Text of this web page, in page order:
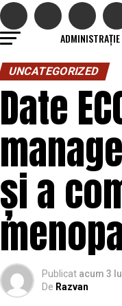
ADMINISTRAȚIE
UNCATEGORIZED
Date
și a
Publicat acum 3
De Razvan